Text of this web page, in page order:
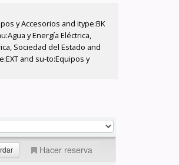
y Accesorios and itype:BK
y Energía Eléctrica,
Sociedad del Estado and
and su-to:Equipos y
Hacer reserva